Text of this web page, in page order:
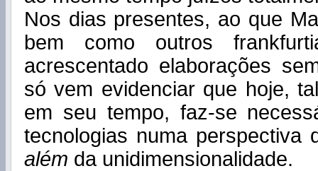
Nos dias presentes, ao que
bem como outros
acrescentado elaborações
só vem evidenciar que hoje,
em seu tempo, faz-se
tecnologias numa
além da unidimensionalidade.